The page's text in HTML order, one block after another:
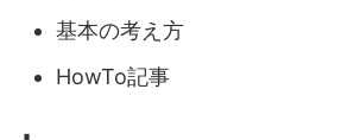
基本の考え方
HowTo記事